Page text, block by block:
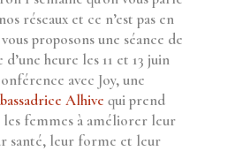
réseaux et ce n’est pas en
proposons une séance de
heure les 11 et 13 juin
avec Joy, une
Alhive qui prend
les femmes à améliorer leur
santé, leur forme et leur